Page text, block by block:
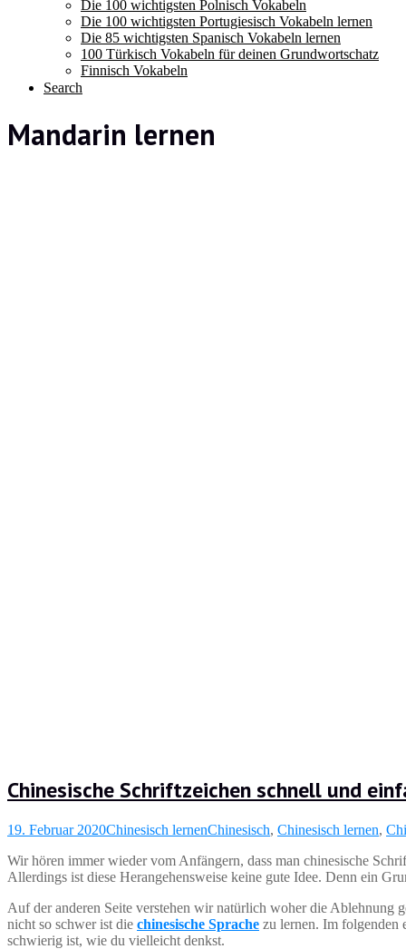
Die 100 wichtigsten Polnisch Vokabeln
Die 100 wichtigsten Portugiesisch Vokabeln lernen
Die 85 wichtigsten Spanisch Vokabeln lernen
100 Türkisch Vokabeln für deinen Grundwortschatz
Finnisch Vokabeln
Search
Mandarin lernen
Chinesische Schriftzeichen schnell und
19. Februar 2020Chinesisch lernenChinesisch, Chinesisch lernen,
Wir hören immer wieder vom Anfängern, dass man chinesische
Allerdings ist diese Herangehensweise keine gute Idee. Denn ein
Auf der anderen Seite verstehen wir natürlich woher die Ablehnung
nicht so schwer ist die chinesische Sprache zu lernen. Im folgenden
schwierig ist, wie du vielleicht denkst.